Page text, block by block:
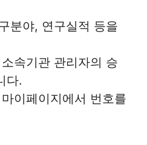
분야, 연구실적 등을
속기관 관리자의 승
다.
이페이지에서 번호를